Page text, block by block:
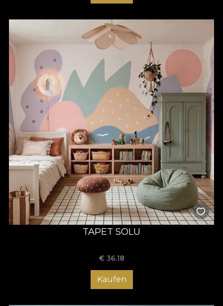
TAPET SOLU
€ 36.18
Kaufen